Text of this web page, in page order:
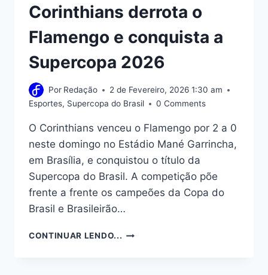
Corinthians derrota o
Flamengo e conquista a
Supercopa 2026
Por Redação
2 de Fevereiro, 2026 1:30 am
Esportes, Supercopa do Brasil 0 Comments
O Corinthians venceu o Flamengo por 2 a 0
neste domingo no Estádio Mané Garrincha,
em Brasília, e conquistou o título da
Supercopa do Brasil. A competição põe
frente a frente os campeões da Copa do
Brasil e Brasileirão…
CONTINUAR LENDO... CORINTHIANS